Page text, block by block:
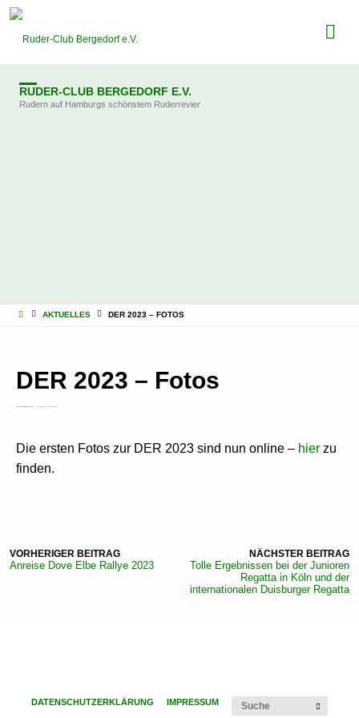
RUDER-CLUB BERGEDORF E.V.
Rudern auf Hamburgs schönstem Ruderrevier
STARTSEITE
AKTUELLES DER 2023 – FOTOS
DER 2023 – Fotos
Die ersten Fotos zur DER 2023 sind nun online – hier zu
finden.
VORHERIGER BEITRAG
Anreise Dove Elbe Rallye 2023
NÄCHSTER BEITRAG
Tolle Ergebnissen bei der Junioren
Regatta in Köln und der
internationalen Duisburger Regatta
DATENSCHUTZERKLÄRUNG IMPRESSUM SUCHE